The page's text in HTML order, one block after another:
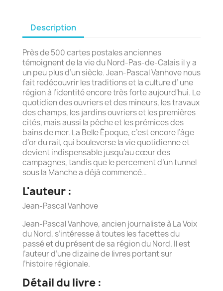
Description
Près de 500 cartes postales anciennes
témoignent de la vie du Nord-Pas-de-Calais il y a
un peu plus d’un siècle. Jean-Pascal Vanhove nous
fait redécouvrir les traditions et la culture d’ une
région à l’identité encore très forte aujourd’hui. Le
quotidien des ouvriers et des mineurs, les travaux
des champs, les jardins ouvriers et les premières
cités, mais aussi la pêche et les prémices des
bains de mer. La Belle Époque, c’est encore l’âge
d’or du rail, qui bouleverse la vie quotidienne et
devient indispensable jusqu’au cœur des
campagnes, tandis que le percement d’un tunnel
sous la Manche a déjà commencé…
L'auteur :
Jean-Pascal Vanhove
Jean-Pascal Vanhove, ancien journaliste à La Voix
du Nord, s’intéresse à toutes les facettes du
passé et du présent de sa région du Nord. Il est
l’auteur d’une dizaine de livres portant sur
l’histoire régionale.
Détail du livre :